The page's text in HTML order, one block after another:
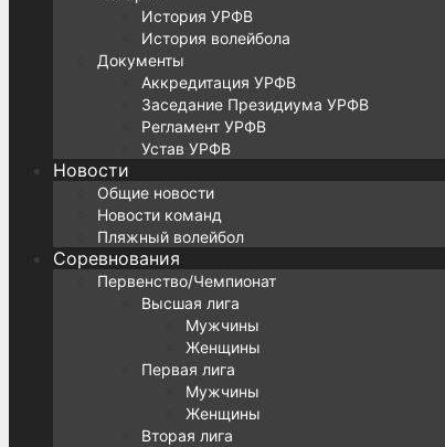
История УРФВ
История волейбола
Документы
Аккредитация УРФВ
Заседание Президиума УРФВ
Регламент УРФВ
Устав УРФВ
Новости
Общие новости
Новости команд
Пляжный волейбол
Соревнования
Первенство/Чемпионат
Высшая лига
Мужчины
Женщины
Первая лига
Мужчины
Женщины
Вторая лига